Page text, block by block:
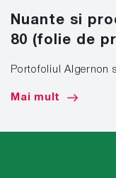
Nuante si
80 (folie de
Portofoliul Algernon
Mai mult